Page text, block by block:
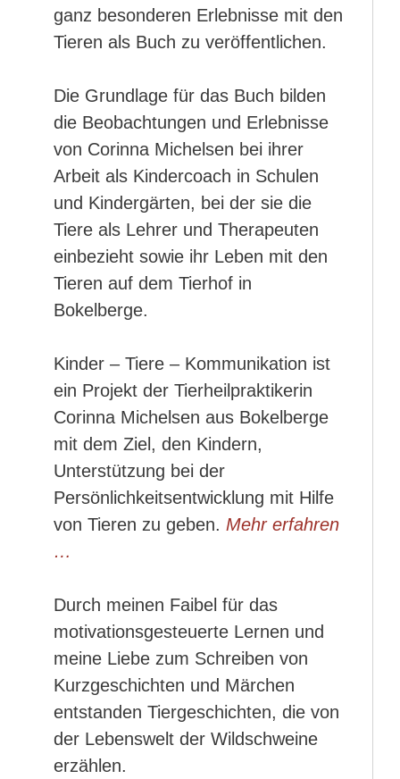
ganz besonderen Erlebnisse mit den
Tieren als Buch zu veröffentlichen.
Die Grundlage für das Buch bilden
die Beobachtungen und Erlebnisse
von Corinna Michelsen bei ihrer
Arbeit als Kindercoach in Schulen
und Kindergärten, bei der sie die
Tiere als Lehrer und Therapeuten
einbezieht sowie ihr Leben mit den
Tieren auf dem Tierhof in
Bokelberge.
Kinder – Tiere – Kommunikation ist
ein Projekt der Tierheilpraktikerin
Corinna Michelsen aus Bokelberge
mit dem Ziel, den Kindern,
Unterstützung bei der
Persönlichkeitsentwicklung mit Hilfe
von Tieren zu geben. Mehr erfahren
…
Durch meinen Faibel für das
motivationsgesteuerte Lernen und
meine Liebe zum Schreiben von
Kurzgeschichten und Märchen
entstanden Tiergeschichten, die von
der Lebenswelt der Wildschweine
erzählen.